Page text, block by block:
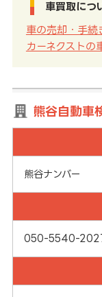
車買取につ
車の売却・手続
カーネクストの
熊谷自動車
熊谷ナンバー
050-5540-